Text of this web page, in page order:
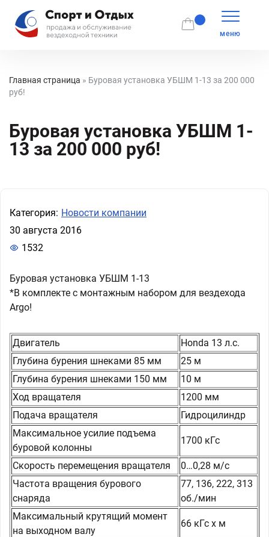
меню
Главная страница » Буровая установка УБШМ 1-13 за 200 000
руб!
Буровая установка УБШМ 1-
13 за 200 000 руб!
Категория: Новости компании
30 августа 2016
1532
Буровая установка УБШМ 1-13
*В комплекте с монтажным набором для вездехода
Argo!
Двигатель
Honda 13 л.с.
Глубина бурения шнеками 85 мм
25 м
Глубина бурения шнеками 150 мм
10 м
Ход вращателя
1200 мм
Подача вращателя
Гидроцилиндр
Максимальное усилие подъема
буровой колонны
1700 кГс
Скорость перемещения вращателя
0…0,28 м/с
Частота вращения бурового
снаряда
77, 136, 222, 313
об./мин
Максимальный крутящий момент
на выходном валу
66 кГс х м